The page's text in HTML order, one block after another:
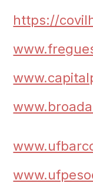
Onde
Onde
https://